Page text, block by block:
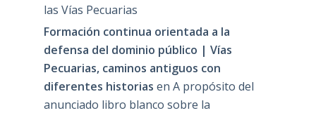
las Vías Pecuarias
Formación continua orientada a la
defensa del dominio público | Vías
Pecuarias, caminos antiguos con
diferentes historias en A propósito del
anunciado libro blanco sobre la